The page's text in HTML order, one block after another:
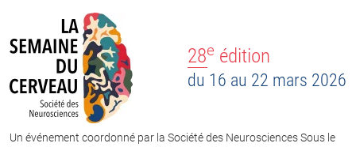
28e édition
du 16 au 22 mars 2026
Un événement coordonné par la Société des Neurosciences Sous le